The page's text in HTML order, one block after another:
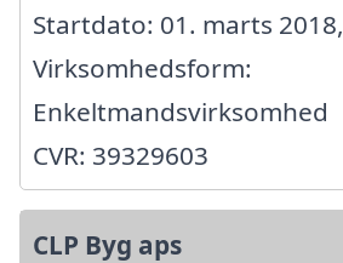
Startdato: 01. marts 2018,
Virksomhedsform:
Enkeltmandsvirksomhed
CVR: 39329603
CLP Byg aps